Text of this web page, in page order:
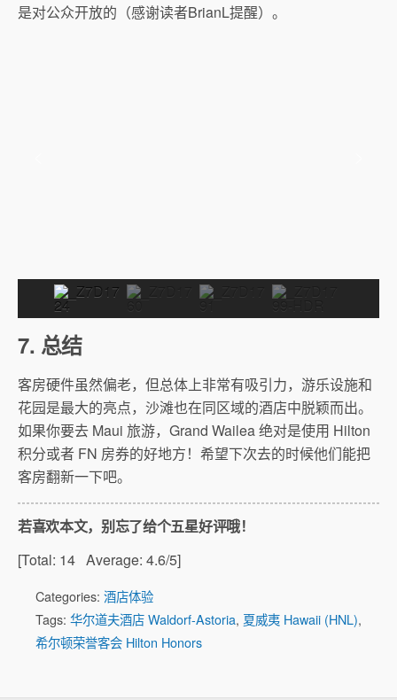
是对公众开放的（感谢读者BrianL提醒）。
7. 总结
客房硬件虽然偏老，但总体上非常有吸引力，游乐设施和
花园是最大的亮点，沙滩也在同区域的酒店中脱颖而出。
如果你要去 Maui 旅游，Grand Wailea 绝对是使用 Hilton
积分或者 FN 房券的好地方！希望下次去的时候他们能把
客房翻新一下吧。
若喜欢本文，别忘了给个五星好评哦！
[Total: 14 Average: 4.6/5]
Categories: 酒店体验
Tags: 华尔道夫酒店 Waldorf-Astoria, 夏威夷 Hawaii (HNL),
希尔顿荣誉客会 Hilton Honors